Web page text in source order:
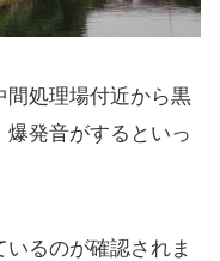
間処理場付近から黒
発音がするといっ
るのが確認されま